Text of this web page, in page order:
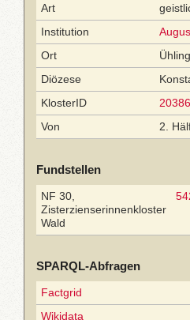
Art
Institution
Ort
Diözese
KlosterID
20386
Von
2.
Fundstellen
NF 30,
Zisterzienserinnenkloster
Wald
SPARQL-Abfragen
Factgrid
Wikidata